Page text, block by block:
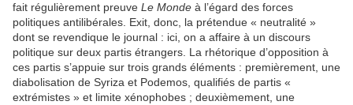
fait régulièrement preuve Le Monde à l’égard des forces
politiques antilibérales. Exit, donc, la prétendue « neutralité »
dont se revendique le journal : ici, on a affaire à un discours
politique sur deux partis étrangers. La rhétorique d’opposition à
ces partis s’appuie sur trois grands éléments : premièrement, une
diabolisation de Syriza et Podemos, qualifiés de partis «
extrémistes » et limite xénophobes ; deuxièmement, une